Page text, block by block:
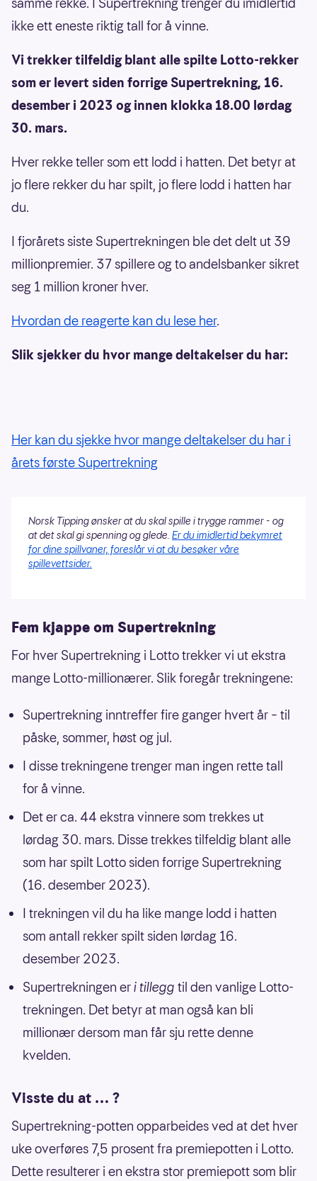
ikke ett eneste riktig tall for å vinne.
Vi trekker tilfeldig blant alle spilte Lotto-rekker
som er levert siden forrige Supertrekning, 16.
desember i 2023 og innen klokka 18.00 lørdag
30. mars.
Hver rekke teller som ett lodd i hatten. Det betyr at
jo flere rekker du har spilt, jo flere lodd i hatten har
du.
I fjorårets siste Supertrekningen ble det delt ut 39
millionpremier. 37 spillere og to andelsbanker sikret
seg 1 million kroner hver.
Hvordan de reagerte kan du lese her.
Slik sjekker du hvor mange deltakelser du har:
Her kan du sjekke hvor mange deltakelser du har i
årets første Supertrekning
Norsk Tipping ønsker at du skal spille i trygge rammer - og
at det skal gi spenning og glede. Er du imidlertid bekymret
for dine spillvaner, foreslår vi at du besøker våre
spillevettsider.
Fem kjappe om Supertrekning
For hver Supertrekning i Lotto trekker vi ut ekstra
mange Lotto-millionærer. Slik foregår trekningene:
Supertrekning inntreffer fire ganger hvert år – til
påske, sommer, høst og jul.
I disse trekningene trenger man ingen rette tall
for å vinne.
Det er ca. 44 ekstra vinnere som trekkes ut
lørdag 30. mars. Disse trekkes tilfeldig blant alle
som har spilt Lotto siden forrige Supertrekning
(16. desember 2023).
I trekningen vil du ha like mange lodd i hatten
som antall rekker spilt siden lørdag 16.
desember 2023.
Supertrekningen eri tillegg til den vanlige Lotto-
trekningen. Det betyr at man også kan bli
millionær dersom man får sju rette denne
kvelden.
Visste du at … ?
Supertrekning-potten opparbeides ved at det hver
uke overføres 7,5 prosent fra premiepotten i Lotto.
Dette resulterer i en ekstra stor premiepott som blir